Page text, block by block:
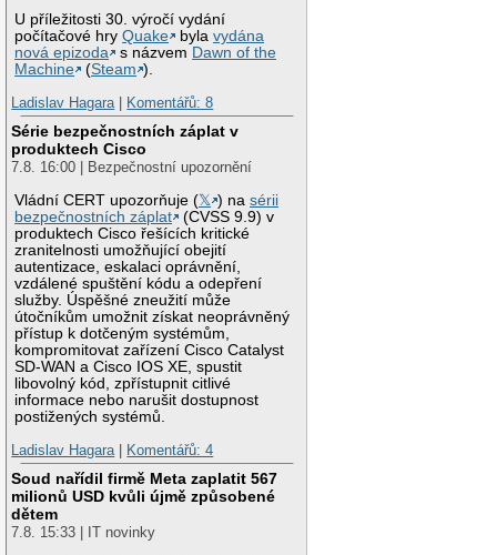
U příležitosti 30. výročí vydání
počítačové hryQuake bylavydána
nová epizoda
s názvem Dawn of the
Machine
(Steam ).
Ladislav Hagara
Komentářů: 8
Série bezpečnostních záplat v
produktech Cisco
7.8. 16:00 | Bezpečnostní upozornění
Vládní CERT upozorňuje (𝕏 ) nasérii
bezpečnostních záplat
(CVSS 9.9) v
produktech Cisco řešících kritické
zranitelnosti umožňující obejití
autentizace, eskalaci oprávnění,
vzdálené spuštění kódu a odepření
služby. Úspěšné zneužití může
útočníkům umožnit získat neoprávněný
přístup k dotčeným systémům,
kompromitovat zařízení Cisco Catalyst
SD-WAN a Cisco IOS XE, spustit
libovolný kód, zpřístupnit citlivé
informace nebo narušit dostupnost
postižených systémů.
Ladislav Hagara
Komentářů: 4
Soud nařídil firmě Meta zaplatit 567
milionů USD kvůli újmě způsobené
dětem
7.8. 15:33 | IT novinky